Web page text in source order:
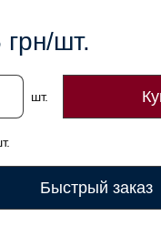
шт.
шт.
Быстрый заказ